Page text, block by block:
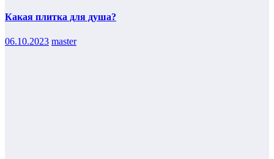
Какая плитка для душа?
06.10.2023 master